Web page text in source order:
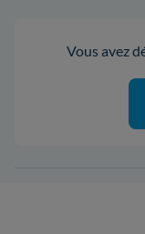
Vous avez